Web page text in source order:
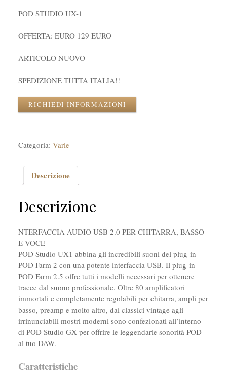
POD STUDIO UX-1
OFFERTA: EURO 129 EURO
ARTICOLO NUOVO
SPEDIZIONE TUTTA ITALIA!!
RICHIEDI INFORMAZIONI
Categoria: Varie
Descrizione
Descrizione
NTERFACCIA AUDIO USB 2.0 PER CHITARRA, BASSO
E VOCE
POD Studio UX1 abbina gli incredibili suoni del plug-in
POD Farm 2 con una potente interfaccia USB. Il plug-in
POD Farm 2.5 offre tutti i modelli necessari per ottenere
tracce dal suono professionale. Oltre 80 amplificatori
immortali e completamente regolabili per chitarra, ampli per
basso, preamp e molto altro, dai classici vintage agli
irrinunciabili mostri moderni sono confezionati all’interno
di POD Studio GX per offrire le leggendarie sonorità POD
al tuo DAW.
Caratteristiche